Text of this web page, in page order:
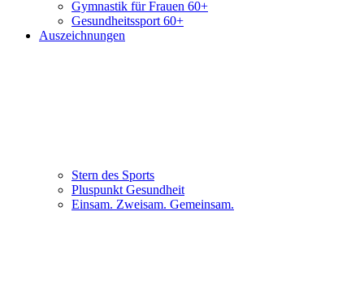
Gymnastik für Frauen 60+
Gesundheitssport 60+
Auszeichnungen
Stern des Sports
Pluspunkt Gesundheit
Einsam. Zweisam. Gemeinsam.